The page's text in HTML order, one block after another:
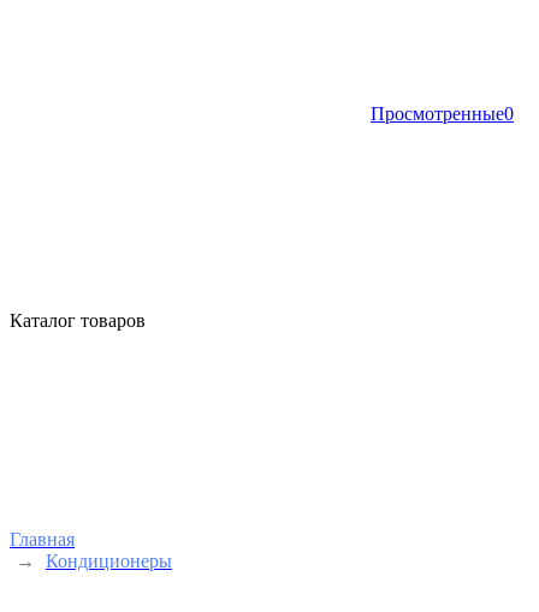
Просмотренные0
Каталог товаров
Главная
→
Кондиционеры